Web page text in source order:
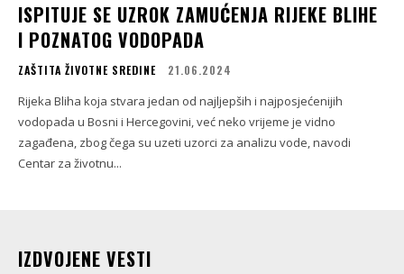
ISPITUJE SE UZROK ZAMUĆENJA RIJEKE BLIHE
I POZNATOG VODOPADA
ZAŠTITA ŽIVOTNE SREDINE 21.06.2024
Rijeka Bliha koja stvara jedan od najljepših i najposjećenijih
vodopada u Bosni i Hercegovini, već neko vrijeme je vidno
zagađena, zbog čega su uzeti uzorci za analizu vode, navodi
Centar za životnu...
IZDVOJENE VESTI